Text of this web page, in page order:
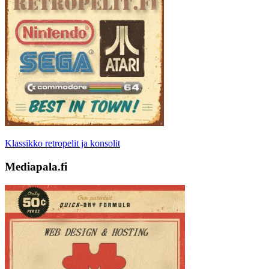
Klassikko retropelit ja konsolit
Mediapala.fi